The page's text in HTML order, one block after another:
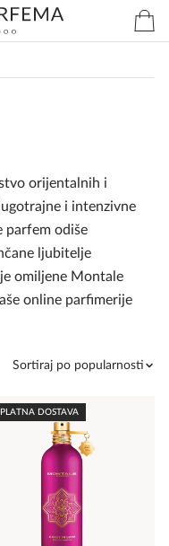
orijentalnih i
i intenzivne
parfem odiše
ljubitelje
omiljene Montale
online parfimerije
Sortiraj po popularnosti
DOSTAVA